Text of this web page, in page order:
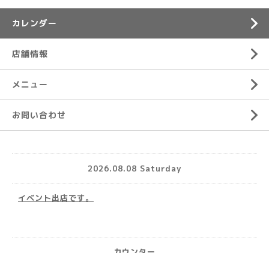
カレンダー
店舗情報
メニュー
お問い合わせ
2026.08.08 Saturday
イベント出店です。